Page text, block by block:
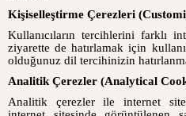
Kişiselleştirme Çerezleri
Kullanıcıların tercihlerini farklı
ziyarette de hatırlamak için
olduğunuz dil tercihinizin
Analitik Çerezler (Analytical
Analitik çerezler ile internet